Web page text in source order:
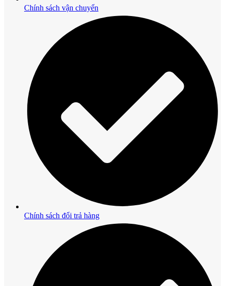
Chính sách vận chuyển
Chính sách đổi trả hàng